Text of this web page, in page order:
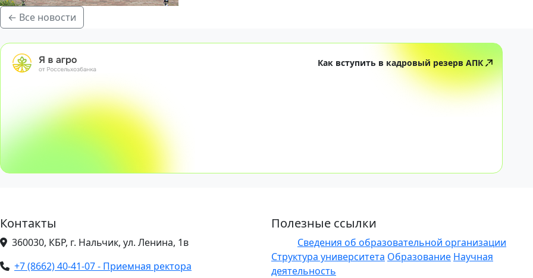
← Все новости
Как вступить в кадровый резерв АПК
Контакты
360030, КБР, г. Нальчик, ул. Ленина, 1в
+7 (8662) 40-41-07 - Приемная ректора
Полезные ссылки
Сведения об образовательной организации
Структура университета Образование Научная
деятельность